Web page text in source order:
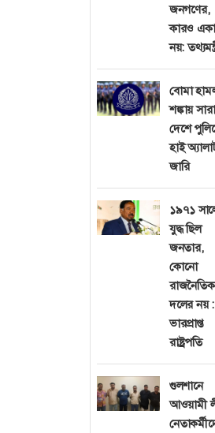
জনগণের,
কারও
নয়:
বোমা
শঙ্কায় সারা
দেশে
হাই
জারি
১৯৭১
যুদ্ধ ছিল
জনতার,
কোনো
রাজনৈতিক
দলের নয় :
ভারপ্রাপ্ত
রাষ্ট্রপতি
গুলশানে
আওয়ামী